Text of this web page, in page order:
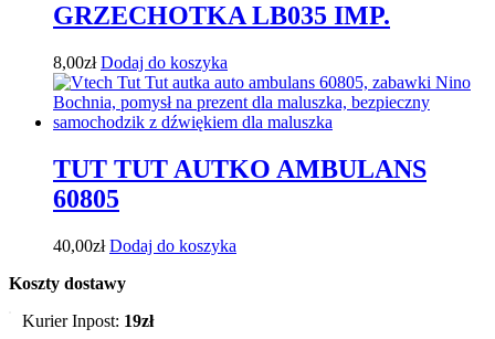
GRZECHOTKA LB035 IMP.
8,00zł Dodaj do koszyka
TUT TUT AUTKO AMBULANS
60805
40,00zł Dodaj do koszyka
Koszty dostawy
Kurier Inpost: 19zł